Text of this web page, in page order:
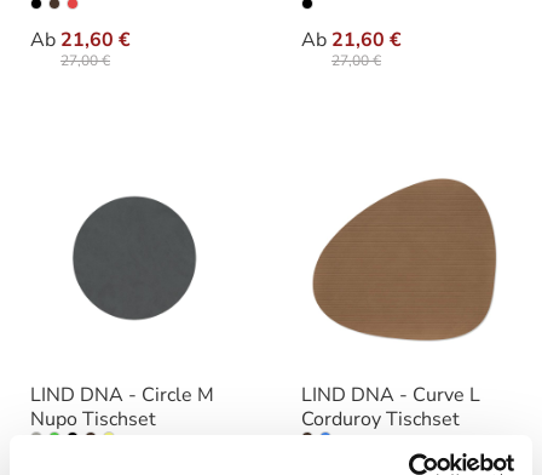
Ab 21,60 €
27,00 €
Ausführung Ab 21,60 €
27,00 €
Ausführung
LIND DNA - Circle M
Nupo Tischset
LIND DNA - Curve L
Corduroy Tischset
Varianten